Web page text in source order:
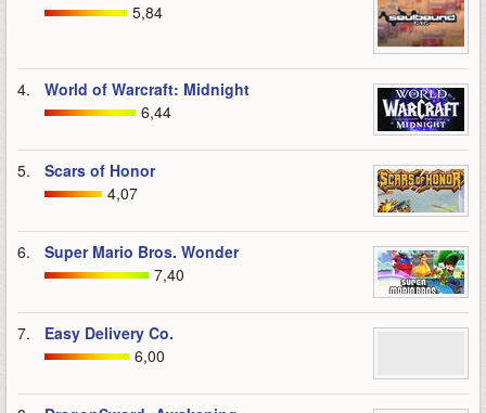
5,84
4.
World of Warcraft: Midnight
6,44
5.
Scars of Honor
4,07
6.
Super Mario Bros. Wonder
7,40
7.
Easy Delivery Co.
6,00